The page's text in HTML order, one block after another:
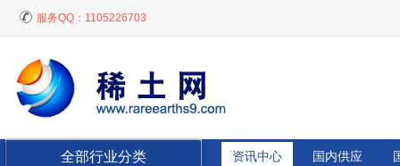
服务QQ： 1105226703
资讯中心 国内供应
全部行业分类